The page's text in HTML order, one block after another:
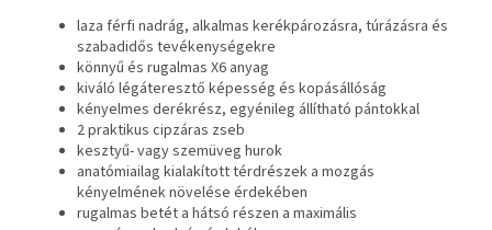
laza férfi nadrág, alkalmas kerékpározásra, túrázásra és
szabadidős tevékenységekre
könnyű és rugalmas X6 anyag
kiváló légáteresztő képesség és kopásállóság
kényelmes derékrész, egyénileg állítható pántokkal
2 praktikus cipzáras zseb
kesztyű- vagy szemüveg hurok
anatómiailag kialakított térdrészek a mozgás
kényelmének növelése érdekében
rugalmas betét a hátsó részen a maximális